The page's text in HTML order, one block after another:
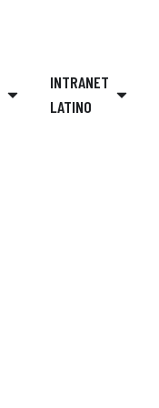
INTRANET
LATINO